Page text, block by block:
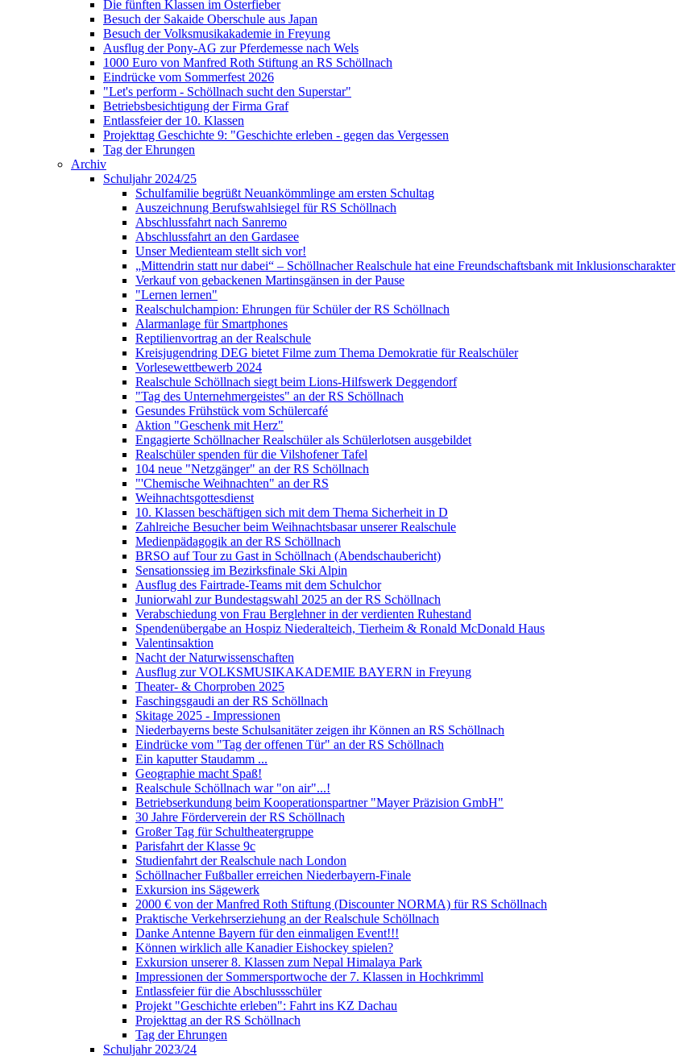
Die fünften Klassen im Osterfieber
Besuch der Sakaide Oberschule aus Japan
Besuch der Volksmusikakademie in Freyung
Ausflug der Pony-AG zur Pferdemesse nach Wels
1000 Euro von Manfred Roth Stiftung an RS Schöllnach
Eindrücke vom Sommerfest 2026
"Let's perform - Schöllnach sucht den Superstar"
Betriebsbesichtigung der Firma Graf
Entlassfeier der 10. Klassen
Projekttag Geschichte 9: "Geschichte erleben - gegen das Vergessen
Tag der Ehrungen
Archiv
Schuljahr 2024/25
Schulfamilie begrüßt Neuankömmlinge am ersten Schultag
Auszeichnung Berufswahlsiegel für RS Schöllnach
Abschlussfahrt nach Sanremo
Abschlussfahrt an den Gardasee
Unser Medienteam stellt sich vor!
„Mittendrin statt nur dabei“ – Schöllnacher Realschule hat eine Freundschaftsbank mit Inklusionscharakter
Verkauf von gebackenen Martinsgänsen in der Pause
"Lernen lernen"
Realschulchampion: Ehrungen für Schüler der RS Schöllnach
Alarmanlage für Smartphones
Reptilienvortrag an der Realschule
Kreisjugendring DEG bietet Filme zum Thema Demokratie für Realschüler
Vorlesewettbewerb 2024
Realschule Schöllnach siegt beim Lions-Hilfswerk Deggendorf
"Tag des Unternehmergeistes" an der RS Schöllnach
Gesundes Frühstück vom Schülercafé
Aktion "Geschenk mit Herz"
Engagierte Schöllnacher Realschüler als Schülerlotsen ausgebildet
Realschüler spenden für die Vilshofener Tafel
104 neue "Netzgänger" an der RS Schöllnach
"'Chemische Weihnachten" an der RS
Weihnachtsgottesdienst
10. Klassen beschäftigen sich mit dem Thema Sicherheit in D
Zahlreiche Besucher beim Weihnachtsbasar unserer Realschule
Medienpädagogik an der RS Schöllnach
BRSO auf Tour zu Gast in Schöllnach (Abendschaubericht)
Sensationssieg im Bezirksfinale Ski Alpin
Ausflug des Fairtrade-Teams mit dem Schulchor
Juniorwahl zur Bundestagswahl 2025 an der RS Schöllnach
Verabschiedung von Frau Berglehner in der verdienten Ruhestand
Spendenübergabe an Hospiz Niederalteich, Tierheim & Ronald McDonald Haus
Valentinsaktion
Nacht der Naturwissenschaften
Ausflug zur VOLKSMUSIKAKADEMIE BAYERN in Freyung
Theater- & Chorproben 2025
Faschingsgaudi an der RS Schöllnach
Skitage 2025 - Impressionen
Niederbayerns beste Schulsanitäter zeigen ihr Können an RS Schöllnach
Eindrücke vom "Tag der offenen Tür" an der RS Schöllnach
Ein kaputter Staudamm ...
Geographie macht Spaß!
Realschule Schöllnach war "on air"...!
Betriebserkundung beim Kooperationspartner "Mayer Präzision GmbH"
30 Jahre Förderverein der RS Schöllnach
Großer Tag für Schultheatergruppe
Parisfahrt der Klasse 9c
Studienfahrt der Realschule nach London
Schöllnacher Fußballer erreichen Niederbayern-Finale
Exkursion ins Sägewerk
2000 € von der Manfred Roth Stiftung (Discounter NORMA) für RS Schöllnach
Praktische Verkehrserziehung an der Realschule Schöllnach
Danke Antenne Bayern für den einmaligen Event!!!
Können wirklich alle Kanadier Eishockey spielen?
Exkursion unserer 8. Klassen zum Nepal Himalaya Park
Impressionen der Sommersportwoche der 7. Klassen in Hochkrimml
Entlassfeier für die Abschlussschüler
Projekt "Geschichte erleben": Fahrt ins KZ Dachau
Projekttag an der RS Schöllnach
Tag der Ehrungen
Schuljahr 2023/24